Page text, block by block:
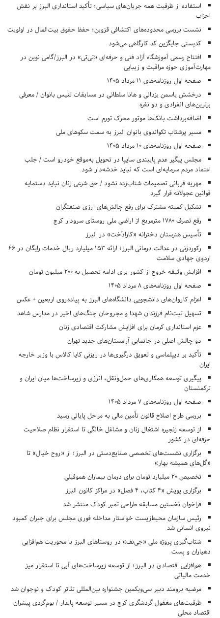
استفاده از ظرفیت همه جریان‌های سیاسی؛ تأکید استانداری البرز بر نقش
احزاب
نشست بررسی محدوده‌های اکتشافی قزوین؛ حفظ حقوق بیت‌المال در اولویت
کدپستی جایگزین کد کارگاهی می‌شود
افتتاح رسمی آموزشگاه آزاد فنی و حرفه‌ای «تی‌تی» در البرز/گامی نوین در
مهارت‌آموزی حوزه مراقبت و زیبایی
صفحه اول روزنامه‌های 11 مرداد 1405
درخشش یاسمن یزدانی و هانا سلطانی در مسابقات تنیس بانوان / معرفی
برترین‌های انفرادی و دو نفره
اضافه‌برداشت بانک‌ها موتور محرک تورم است
مسیر پرشتاب تکواندوی بانوان البرز به سمت سکوهای ملی
صفحه اول روزنامه‌های 10 مرداد 1405
مجلس پیگیر عدم پایبندی سایپا در تحویل به‌موقع خودرو است / جلب
اعتماد مردم سرمایه‌ای است که نباید خدشه‌دار شود
مهریه قربانی تصمیمات شتاب‌زده نشود / حق شرعی زنان نباید دستمایه
قوانین عجولانه قرار گیرد
تشکیل کمیته مشترک برای رفع چالش‌های ارزی صنعتگران
رفع تصرف ۱۷۸۰ مترمربع از اراضی ملی روستای سرودار کرج
تأسیس هنرستان دخترانه «کارادُخت» در البرز
رکوردزنی در عدالت درمانی البرز؛ ارائه ۱۵۳ میلیارد ریال خدمات رایگان در ۶۶
اردوی جهادی سلامت
افزایش وثیقه خروج از کشور برای ادامه تحصیل به ۲۰۰ میلیون تومان
صفحه اول روزنامه‌های 8 مرداد 1405
اعزام کاروان‌های دانشجویی دانشگاه‌های البرز به پیاده‌روی اربعین + عکس
تسهیل ثبت‌نام فرزندان شهدا و مجروحان جنگ‌های اخیر در مدارس شاهد
عزم استانداری کرمان برای افزایش مشارکت اقتصادی زنان
دو چالش اصلی در جانمایی آرامستان‌های جدید تهران
تأکید بر دیپلماسی و تعویق درگیری‌ها در رایزنی کایا کالاس با وزیر خارجه
ایران
پیگیری توسعه همکاری‌های حمل‌ونقل، انرژی و زیرساخت‌ها میان ایران و
ترکمنستان
صفحه اول روزنامه‌های 7 مرداد 1405
بررسی طرح اصلاح قانون تأمین مالی به مراحل پایانی رسید
از توسعه زنجیره اشتغال زنان و مشاغل خانگی تا استقرار نظام صلاحیت
حرفه‌ای در کشور
برگزاری نشست‌های تخصصی صنایع‌دستی در البرز؛ از «روح خیال» تا
«گل‌های همیشه بهار»
تخصیص ۲۰ میلیارد تومان برای درمان بیماران هموفیلی
برگزاری پویش «۴ کتاب، ۴ فصل» در مراکز کانون البرز
فراخوان نخستین مسابقه طراحی تمبر کودک منتشر شد
رئیس سازمان محیط‌زیست خواستار مداخله فوری مجلس برای جبران کمبود
نیروی انسانی شد
شتاب‌گیری پروژه ملی «جی‌نف» در روستاهای البرز با محوریت هم‌افزایی
دهیاران و پست
هم‌افزایی اقتصادی در البرز؛ از توسعه زیرساخت‌های آبی تا استقرار میز
خدمت مالیاتی
مرضیه برومند دبیر سی‌ویکمین جشنواره بین‌المللی تئاتر کودک و نوجوان شد
ظرفیت‌های مغفول گردشگری کرج در مسیر توسعه پایدار / بوم‌گردی پیشران
اقتصاد محلی